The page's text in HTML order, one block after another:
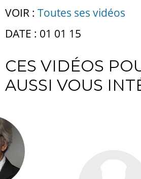
VOIR : Toutes ses vidéos
DATE : 01 01 15
CES VIDÉOS
AUSSI VOUS